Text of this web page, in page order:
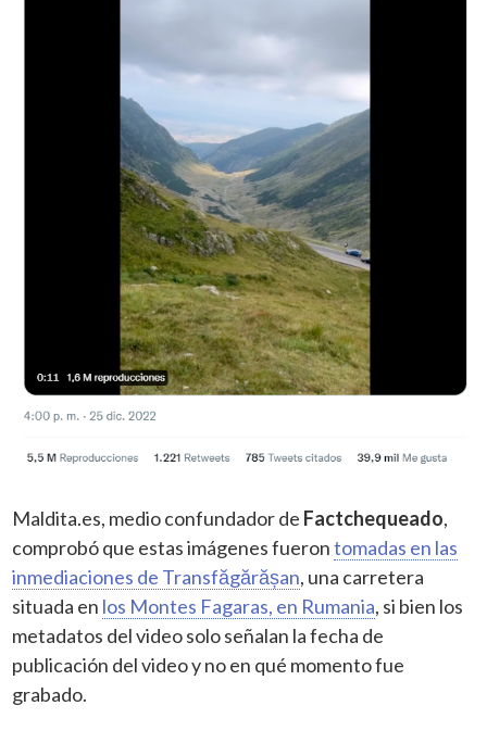
Maldita.es, medio confundador de Factchequeado,
comprobó que estas imágenes fuerontomadas en las
inmediaciones de Transfăgărășan, una carretera
situada en los Montes Fagaras, en Rumania, si bien los
metadatos del video solo señalan la fecha de
publicación del video y no en qué momento fue
grabado.